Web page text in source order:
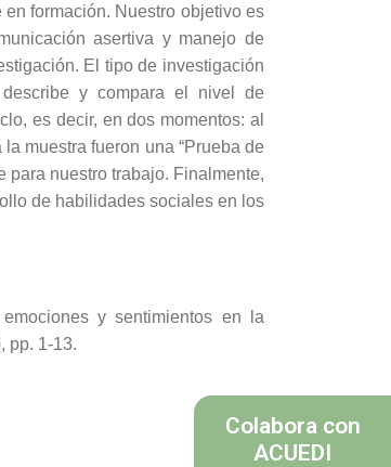
formación. Nuestro objetivo es
asertiva y manejo de
El tipo de investigación
y compara el nivel de
es decir, en dos momentos: al
muestra fueron una “Prueba de
para nuestro trabajo. Finalmente,
de habilidades sociales en los
y sentimientos en la
pp. 1-13.
Colabora con
ACUEDI